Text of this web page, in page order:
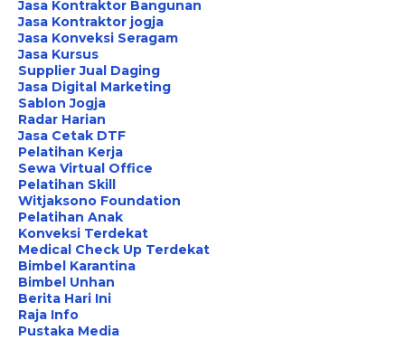
Jasa Kontraktor Bangunan
Jasa Kontraktor jogja
Jasa Konveksi Seragam
Jasa Kursus
Supplier Jual Daging
Jasa Digital Marketing
Sablon Jogja
Radar Harian
Jasa Cetak DTF
Pelatihan Kerja
Sewa Virtual Office
Pelatihan Skill
Witjaksono Foundation
Pelatihan Anak
Konveksi Terdekat
Medical Check Up Terdekat
Bimbel Karantina
Bimbel Unhan
Berita Hari Ini
Raja Info
Pustaka Media